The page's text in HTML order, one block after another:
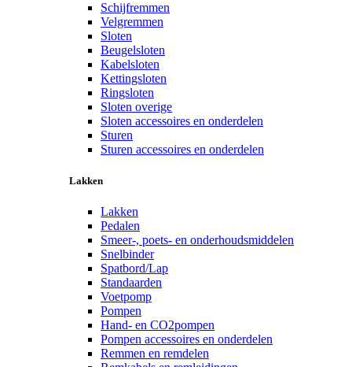
Schijfremmen
Velgremmen
Sloten
Beugelsloten
Kabelsloten
Kettingsloten
Ringsloten
Sloten overige
Sloten accessoires en onderdelen
Sturen
Sturen accessoires en onderdelen
Lakken
Lakken
Pedalen
Smeer-, poets- en onderhoudsmiddelen
Snelbinder
Spatbord/Lap
Standaarden
Voetpomp
Pompen
Hand- en CO2pompen
Pompen accessoires en onderdelen
Remmen en remdelen